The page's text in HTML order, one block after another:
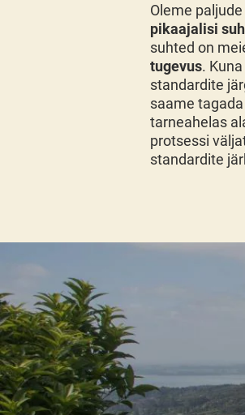
Oleme
pikaajalisi
suhted on
tugevus.
standardite
saame tagada
tarneahelas
protsessi
standardite